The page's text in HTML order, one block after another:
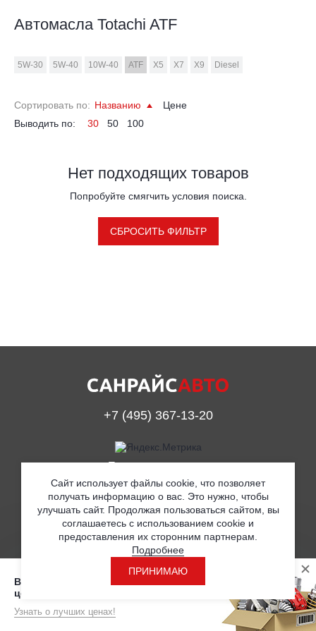
Автомасла Totachi ATF
5W-30 5W-40 10W-40 ATF X5 X7 X9 Diesel
Сортировать по: Названию
Цене
Выводить по:
30 50 100
Нет подходящих товаров
Попробуйте смягчить условия поиска.
СБРОСИТЬ ФИЛЬТР
Вы находитесь на странице с розничными
ценами
Узнать о лучших ценах!
+7 (495) 367-13-20
Принимаем к оплате
© ООО «Санрайс Авто» 2019
Согласие на обработку персональных данных
Политика в отношении обработки персональных данных
Сайт использует файлы cookie, что позволяет
получать информацию о вас. Это нужно, чтобы
улучшать сайт. Продолжая пользоваться сайтом, вы
соглашаетесь с использованием cookie и
предоставления их сторонним партнерам.
Подробнее
ПРИНИМАЮ